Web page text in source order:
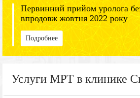
Первинний прийом уролога
впродовж жовтня 2022 року
Подробнее
Услуги МРТ в клинике